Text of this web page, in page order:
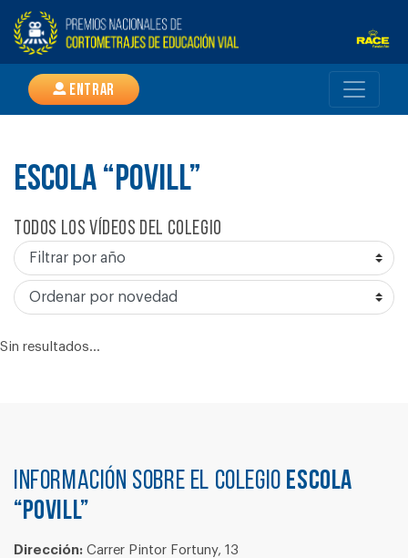
Entrar
ESCOLA “POVILL”
Todos los vídeos del colegio
Sin resultados...
Información sobre el colegio ESCOLA
“POVILL”
Dirección: Carrer Pintor Fortuny, 13